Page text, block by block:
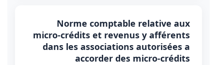
Norme comptable relative aux
micro-crédits et revenus y afférents
dans les associations autorisées a
accorder des micro-crédits